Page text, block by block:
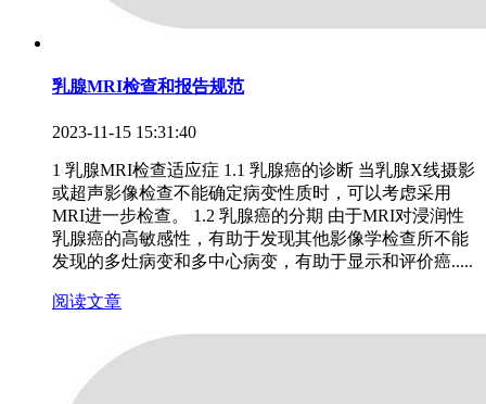
乳腺MRI检查和报告规范
2023-11-15 15:31:40
1 乳腺MRI检查适应症 1.1 乳腺癌的诊断 当乳腺X线摄影
或超声影像检查不能确定病变性质时，可以考虑采用
MRI进一步检查。 1.2 乳腺癌的分期 由于MRI对浸润性
乳腺癌的高敏感性，有助于发现其他影像学检查所不能
发现的多灶病变和多中心病变，有助于显示和评价癌.....
阅读文章